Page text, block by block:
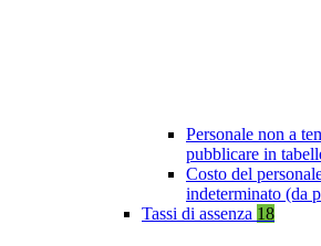
Personale non a
pubblicare in
Costo del
indeterminato (da
Tassi di assenza 18